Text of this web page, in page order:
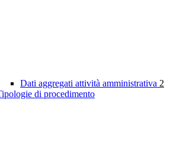
Dati aggregati attività amministrativa 2
di procedimento